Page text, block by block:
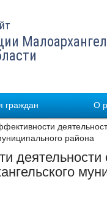
граждан О
района
деятельности